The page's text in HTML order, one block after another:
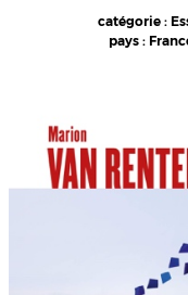
catégorie :
pays :